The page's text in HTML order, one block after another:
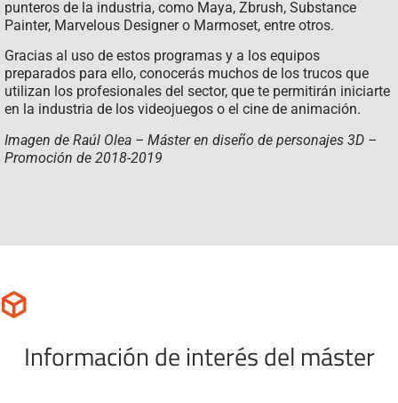
punteros de la industria, como Maya, Zbrush, Substance
Painter, Marvelous Designer o Marmoset, entre otros.
Gracias al uso de estos programas y a los equipos
preparados para ello, conocerás muchos de los trucos que
utilizan los profesionales del sector, que te permitirán iniciarte
en la industria de los videojuegos o el cine de animación.
Imagen de Raúl Olea – Máster en diseño de personajes 3D –
Promoción de 2018-2019
Información de interés del máster